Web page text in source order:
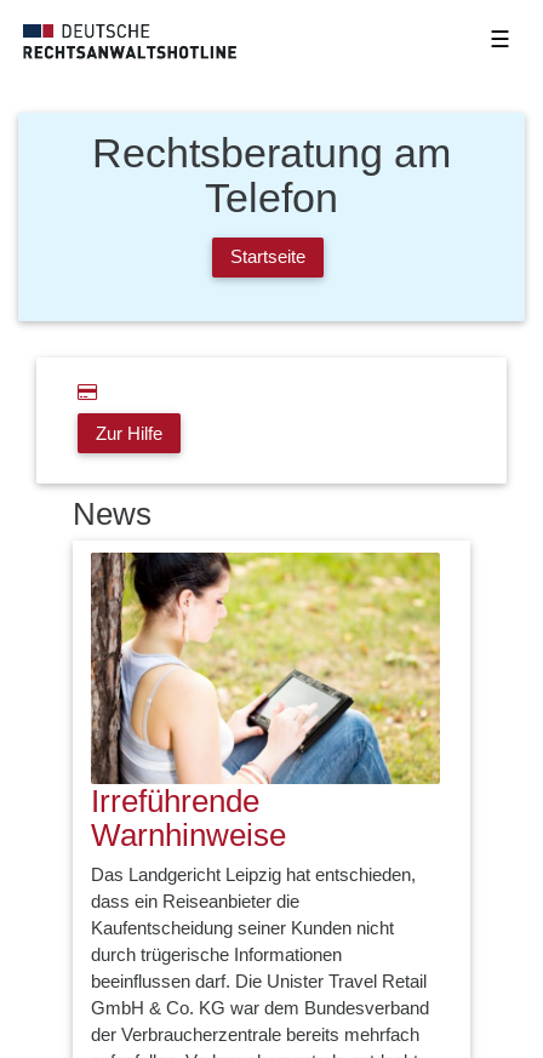
☰
Rechtsberatung am
Telefon
Startseite
Zur Hilfe
News
Irreführende
Warnhinweise
Das Landgericht Leipzig hat entschieden,
dass ein Reiseanbieter die
Kaufentscheidung seiner Kunden nicht
durch trügerische Informationen
beeinflussen darf. Die Unister Travel Retail
GmbH & Co. KG war dem Bundesverband
der Verbraucherzentrale bereits mehrfach